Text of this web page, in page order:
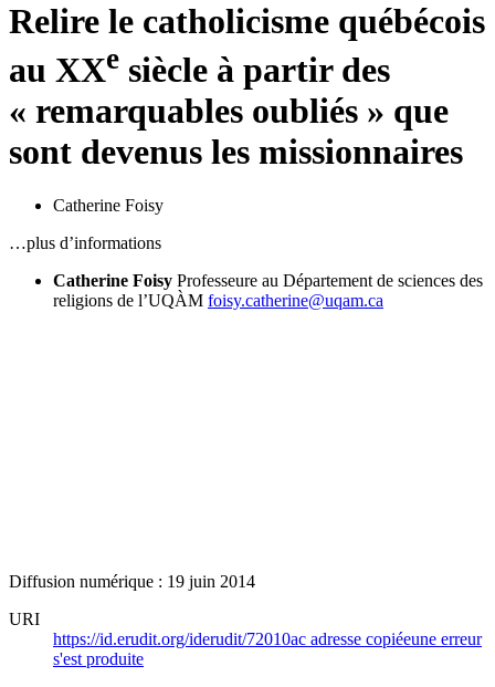
Relire le catholicisme québécois
au XXe siècle à partir des
« remarquables oubliés » que
sont devenus les missionnaires
Catherine Foisy
…plus d’informations
Catherine Foisy Professeure au Département de sciences des
religions de l’UQÀM foisy.catherine@uqam.ca
Diffusion numérique : 19 juin 2014
URI
https://id.erudit.org/iderudit/72010ac adresse copiéeune erreur
s'est produite